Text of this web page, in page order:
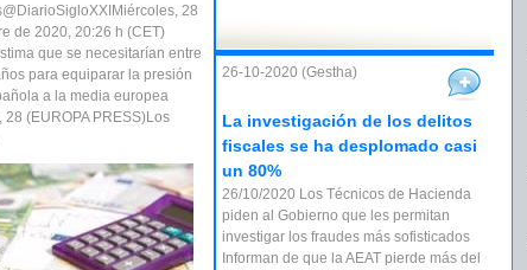
28
de 2020, 20:26 h (CET)
que se necesitarían entre
para equiparar la presión
a la media europea
28 (EUROPA PRESS)Los
26-10-2020 (Gestha)
La investigación de los delitos
fiscales se ha desplomado casi
un 80%
26/10/2020 Los Técnicos de Hacienda
piden al Gobierno que les permitan
investigar los fraudes más sofisticados
Informan de que la AEAT pierde más del